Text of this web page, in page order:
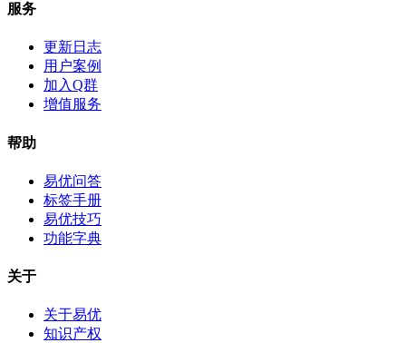
服务
更新日志
用户案例
加入Q群
增值服务
帮助
易优问答
标签手册
易优技巧
功能字典
关于
关于易优
知识产权